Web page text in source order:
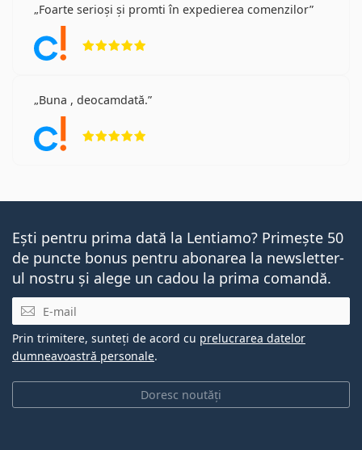
Foarte serioși și promti în expedierea comenzilor
Buna , deocamdată.
Ești pentru prima dată la Lentiamo? Primește 50
de puncte bonus pentru abonarea la newsletter-
ul nostru și alege un cadou la prima comandă.
E-mail
Doresc noutăți
Prin trimitere, sunteți de acord cu prelucrarea datelor
dumneavoastră personale.